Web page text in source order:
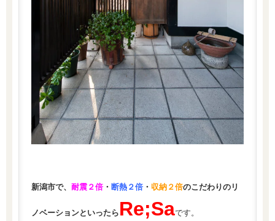
新潟市で、 耐震２倍 ・ 断熱２倍 ・ 収納２倍のこだわりのリ
ノベーションといったら Re;Saです。